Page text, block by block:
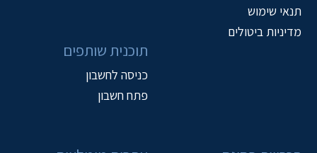
תנאי שימוש
מדיניות ביטולים
תוכנית שותפים
כניסה לחשבון
פתח חשבון